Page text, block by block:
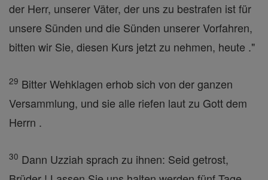
der Herr, unserer Väter, der uns zu bestrafen ist für
unsere Sünden und die Sünden unserer Vorfahren,
bitten wir Sie, diesen Kurs jetzt zu nehmen, heute ."
29 Bitter Wehklagen erhob sich von der ganzen
Versammlung, und sie alle riefen laut zu Gott dem
Herrn .
30 Dann Uzziah sprach zu ihnen: Seid getrost,